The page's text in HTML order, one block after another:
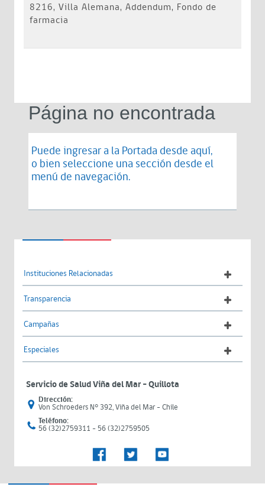
8216, Villa Alemana, Addendum, Fondo de
farmacia
Página no encontrada
Puede ingresar a la Portada desde aquí,
o bien seleccione una sección desde el
menú de navegación.
Instituciones Relacionadas
Transparencia
Campañas
Especiales
Servicio de Salud Viña del Mar – Quillota
Dirección:
Von Schroeders N° 392, Viña del Mar - Chile
Teléfono:
56 (32)2759311 - 56 (32)2759505